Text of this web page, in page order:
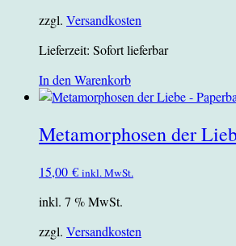
zzgl. Versandkosten
Lieferzeit: Sofort lieferbar
In den Warenkorb
Metamorphosen der
15,00 € inkl. MwSt.
inkl. 7 % MwSt.
zzgl. Versandkosten